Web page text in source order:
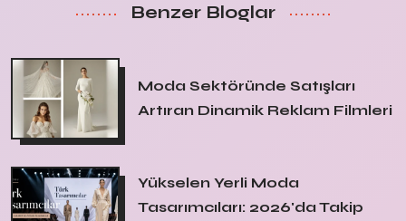
Benzer Bloglar
Moda Sektöründe Satışları
Artıran Dinamik Reklam Filmleri
Yükselen Yerli Moda
Tasarımcıları: 2026'da Takip